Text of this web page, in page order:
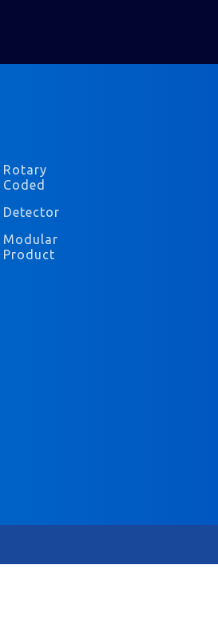
Rotary
Coded
Detector
Modular
Product